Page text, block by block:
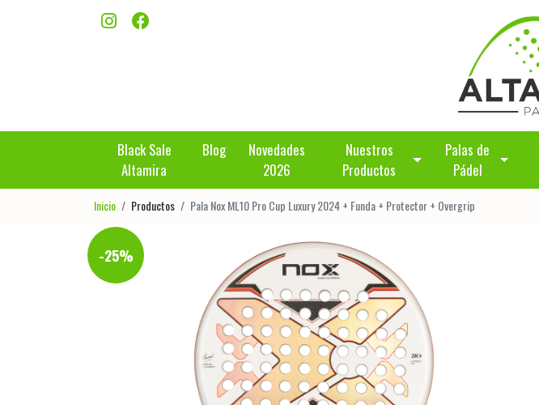
Black Sale
Altamira
Blog
Novedades
2026
Nuestros
Productos
Palas de
Pádel
Inicio Productos Pala Nox ML10 Pro Cup Luxury 2024 + Funda + Protector + Overgrip
-25%